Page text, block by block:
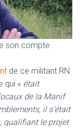
son compte
de ce militant RN
qui « était
de la Manif
il s’était
qualifiant le projet